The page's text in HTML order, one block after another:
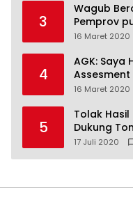
3
Wagub
Pemprov
16 Maret 2020
4
AGK: Saya
Assesment
16 Maret 2020
5
Tolak
Dukung
17 Juli 2020